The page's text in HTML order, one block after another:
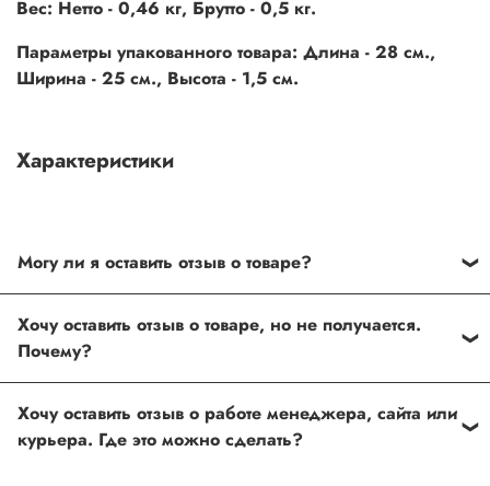
Вес: Нетто - 0,46 кг, Брутто - 0,5 кг.
Параметры упакованного товара: Длина - 28 см.,
Ширина - 25 см., Высота - 1,5 см.
Характеристики
специальное поле, где Вы можете оставить свой отзыв.
Также Вы можете присвоить товару от одной до пяти
звёзд. Все отзывы о товарах проходят модерацию.
Хочу оставить отзыв о товаре, но не получается.
полей. Если поля заполнены корректно, то свяжитесь с
нами по телефону +7 (812) 565-32-05;
Хочу оставить отзыв о работе менеджера, сайта или